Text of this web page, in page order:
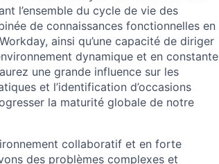
l’ensemble du cycle de vie des
de connaissances fonctionnelles en
ainsi qu’une capacité de diriger
dynamique et en constante
une grande influence sur les
et l’identification d’occasions
la maturité globale de notre
collaboratif et en forte
des problèmes complexes et